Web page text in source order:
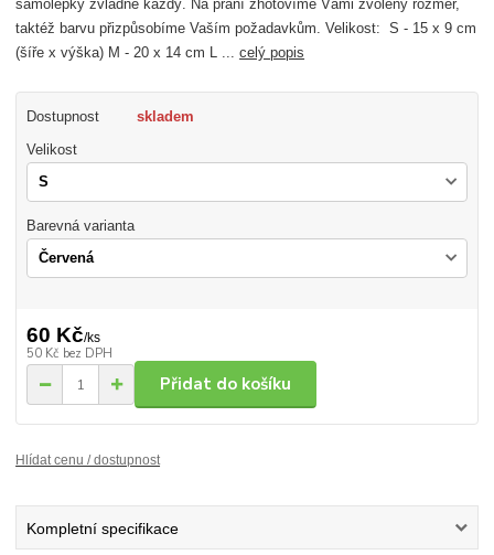
samolepky zvládne každý. Na přání zhotovíme Vámi zvolený rozměr,
taktéž barvu přizpůsobíme Vaším požadavkům. Velikost: S - 15 x 9 cm
(šíře x výška) M - 20 x 14 cm L ...celý popis
Dostupnost skladem
Velikost
Barevná varianta
60 Kč/ks
50 Kč bez DPH
Přidat do košíku
Hlídat cenu / dostupnost
Kompletní specifikace